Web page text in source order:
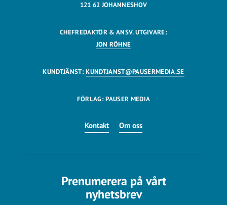
121 62 JOHANNESHOV
CHEFREDAKTÖR & ANSV. UTGIVARE:
JON RÖHNE
KUNDTJÄNST:KUNDTJANST@PAUSERMEDIA.SE
FÖRLAG: PAUSER MEDIA
Kontakt Om oss
Prenumerera på vårt
nyhetsbrev